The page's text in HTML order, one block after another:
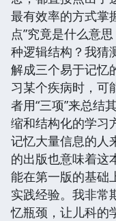
最有效率的方式掌
点”究竟是什么意
种逻辑结构？我猜
解成三个易于记忆
习某个疾病时，可
者用“三项”来总结
缩和结构化的学习
记忆大量信息的人
的出版也意味着这
能在第一版的基础
实践经验。我非常
忆瓶颈，让儿科的